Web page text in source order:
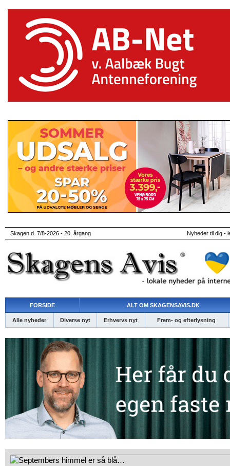
Skagen d. 7/8-2026 - 20. årgang Nyheder til dig -
FORSIDE ALT OM SKAGENSAVIS.DK
Alle nyheder Diverse nyt Erhvervs nyt Frem- og efterlysning